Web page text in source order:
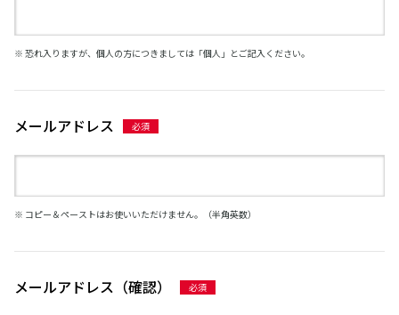
※ 恐れ入りますが、個人の方につきましては「個人」とご記入ください。
メールアドレス
※ コピー＆ペーストはお使いいただけません。（半角英数）
メールアドレス（確認）